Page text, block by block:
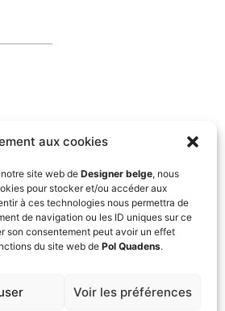
aux cookies
site web de Designer belge, nous
pour stocker et/ou accéder aux
à ces technologies nous permettra de
de navigation ou les ID uniques sur ce
son consentement peut avoir un effet
du site web de Pol Quadens.
Voir les préférences
corian